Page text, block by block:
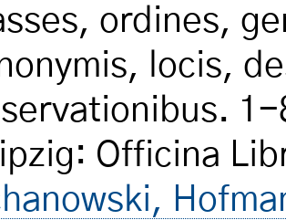
ordines,
locis,
Officina